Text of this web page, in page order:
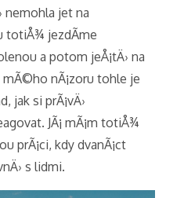
nemohla jet na
totiÅ¾ jezdÃ­me
a potom jeÅ¡tÄ› na
nÃ¡zoru tohle je
jak si prÃ¡vÄ›
JÃ¡ mÃ¡m totiÅ¾
prÃ¡ci, kdy dvanÃ¡ct
s lidmi.